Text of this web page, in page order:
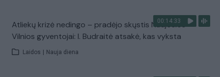
00:14:33
Atliekų krizė nedingo – pradėjo skųstis Naujosios
Vilnios gyventojai: I. Budraitė atsakė, kas vyksta
Laidos Nauja diena